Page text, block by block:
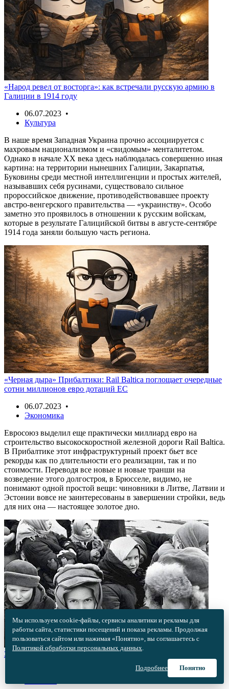
«Народ ревел от восторга»: как встречали русскую армию в
Галиции в 1914 году
06.07.2023 •
Культура
В наше время Западная Украина прочно ассоциируется с
махровым национализмом и «свидомым» менталитетом.
Однако в начале XX века здесь наблюдалась совершенно иная
картина: на территории нынешних Галиции, Закарпатья,
Буковины среди местной интеллигенции и простых жителей,
называвших себя русинами, существовало сильное
пророссийское движение, противодействовавшее проекту
австро-венгерского правительства — «украинству». Особо
заметно это проявилось в отношении к русским войскам,
которые в результате Галицийской битвы в августе-сентябре
1914 года заняли большую часть региона.
«Черная дыра» Прибалтики: Rail Baltica поглощает очередные
сотни миллионов евро дотаций ЕС
06.07.2023 •
Экономика
Евросоюз выделил еще практически миллиард евро на
строительство высокоскоростной железной дороги Rail Baltica.
В Прибалтике этот инфраструктурный проект бьет все
рекорды как по длительности его реализации, так и по
стоимости. Переводя все новые и новые транши на
возведение этого долгостроя, в Брюсселе, видимо, не
понимают одной простой вещи: чиновники в Литве, Латвии и
Эстонии вовсе не заинтересованы в завершении стройки, ведь
для них она — настоящее золотое дно.
Зачем бандеровцы похищали детей у мирных жителей?
Мы используем cookie-файлы, сервисы аналитики и рекламы для
работы сайта, статистики посещений и показа рекламы. Продолжая
пользоваться сайтом или нажимая «Понятно», вы соглашаетесь с
Политикой обработки персональных данных.
Подробнее Понятно